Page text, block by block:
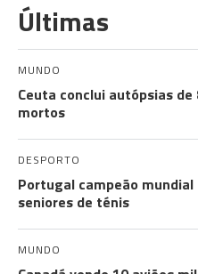
Últimas
MUNDO
Ceuta conclui autópsias
mortos
DESPORTO
Portugal campeão
seniores de ténis
MUNDO